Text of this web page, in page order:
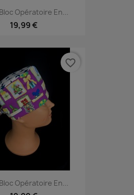
Opératoire En...
19,99 €
Opératoire En...
favorite_border